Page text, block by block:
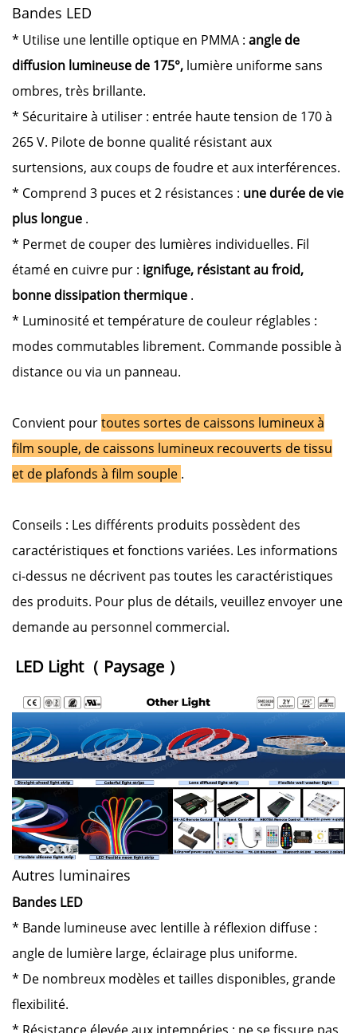
Bandes LED
* Utilise une lentille optique en PMMA : angle de
diffusion lumineuse de 175°, lumière uniforme sans
ombres, très brillante.
* Sécuritaire à utiliser : entrée haute tension de 170 à
265 V. Pilote de bonne qualité résistant aux
surtensions, aux coups de foudre et aux interférences.
* Comprend 3 puces et 2 résistances : une durée de vie
plus longue .
* Permet de couper des lumières individuelles. Fil
étamé en cuivre pur : ignifuge, résistant au froid,
bonne dissipation thermique .
* Luminosité et température de couleur réglables :
modes commutables librement. Commande possible à
distance ou via un panneau.
Convient pourtoutes sortes de caissons lumineux à
film souple, de caissons lumineux recouverts de tissu
et de plafonds à film souple .
Conseils : Les différents produits possèdent des
caractéristiques et fonctions variées. Les informations
ci-dessus ne décrivent pas toutes les caractéristiques
des produits. Pour plus de détails, veuillez envoyer une
demande au personnel commercial.
LED Light（ Paysage ）
Autres luminaires
Bandes LED
* Bande lumineuse avec lentille à réflexion diffuse :
angle de lumière large, éclairage plus uniforme.
* De nombreux modèles et tailles disponibles, grande
flexibilité.